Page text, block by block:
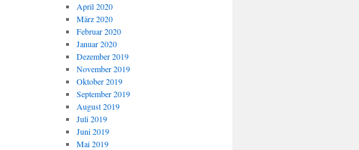
April 2020
März 2020
Februar 2020
Januar 2020
Dezember 2019
November 2019
Oktober 2019
September 2019
August 2019
Juli 2019
Juni 2019
Mai 2019